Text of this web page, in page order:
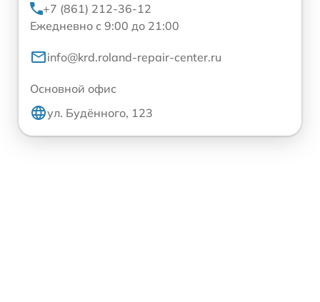
+7 (861) 212-36-12
Ежедневно с 9:00 до 21:00
info@krd.roland-repair-center.ru
Основной офис
ул. Будённого, 123